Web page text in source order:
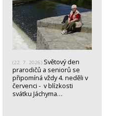
(22. 7. 2026) Světový den
prarodičů a seniorů se
připomíná vždy 4. neděli v
červenci - v blízkosti
svátku Jáchyma…